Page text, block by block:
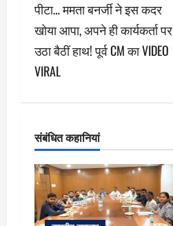
श
न
पीटा… ममता बनर्जी ने इस कदर
खोया आपा, अपने ही कार्यकर्ता पर
उठा बैठीं हाथ! पूर्व CM का VIDEO
VIRAL
संबंधित कहानियां